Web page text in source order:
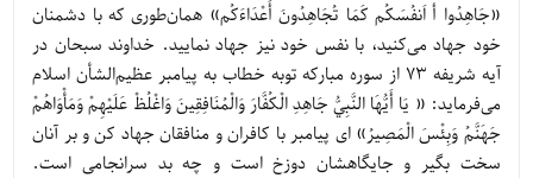
«جَاهِدُوا أ اَنفُسَکُم كَمَا تُجَاهِدُونَ أَعْدَاءَكُم‏» همان‌طوری که با دشمنان
خود جهاد می‌کنید، با نفس خود نیز جهاد نمایید. خداوند سبحان در
آیه شریفه 73 از سوره مبارکه توبه خطاب به پیامبر عظیم‌الشأن اسلام
می‌فرماید: « يَا أَيُّهَا النَّبِيُّ جَاهِدِ الْكُفَّارَ وَالْمُنَافِقِينَ وَاغْلُظْ عَلَيْهِمْ وَمَأْوَاهُمْ
جَهَنَّمُ وَبِئْسَ الْمَصِيرُ» اى پيامبر با كافران و منافقان جهاد كن و بر آنان
سخت بگير و جايگاهشان دوزخ است و چه بد سرانجامى است.